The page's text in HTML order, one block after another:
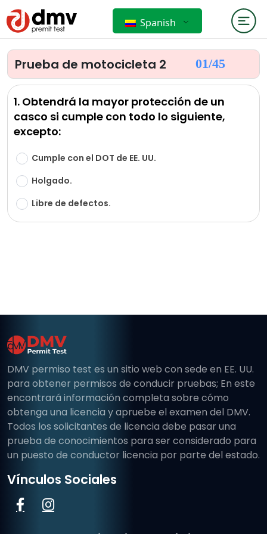
Spanish
Prueba de motocicleta 2 01/45
1. Obtendrá la mayor protección de un
casco si cumple con todo lo siguiente,
excepto:
Cumple con el DOT de EE. UU.
Holgado.
Libre de defectos.
DMV permiso test es un sitio web con sede en EE. UU.
para obtener permisos de conducir pruebas; En este
encontrará información completa sobre cómo
obtenga una licencia y apruebe el examen del DMV.
Todos los solicitantes de licencia debe pasar una
prueba de conocimientos para ser considerado para
un puesto de conductor licencia por parte del estado.
Vínculos Sociales